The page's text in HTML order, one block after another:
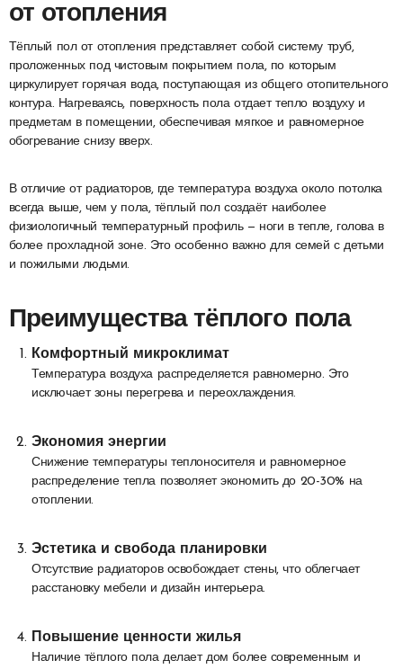
от отопления
Тёплый пол от отопления представляет собой систему труб,
проложенных под чистовым покрытием пола, по которым
циркулирует горячая вода, поступающая из общего отопительного
контура. Нагреваясь, поверхность пола отдает тепло воздуху и
предметам в помещении, обеспечивая мягкое и равномерное
обогревание снизу вверх.
В отличие от радиаторов, где температура воздуха около потолка
всегда выше, чем у пола, тёплый пол создаёт наиболее
физиологичный температурный профиль — ноги в тепле, голова в
более прохладной зоне. Это особенно важно для семей с детьми
и пожилыми людьми.
Преимущества тёплого пола
Комфортный микроклимат
Температура воздуха распределяется равномерно. Это
исключает зоны перегрева и переохлаждения.
Экономия энергии
Снижение температуры теплоносителя и равномерное
распределение тепла позволяет экономить до 20-30% на
отоплении.
Эстетика и свобода планировки
Отсутствие радиаторов освобождает стены, что облегчает
расстановку мебели и дизайн интерьера.
Повышение ценности жилья
Наличие тёплого пола делает дом более современным и